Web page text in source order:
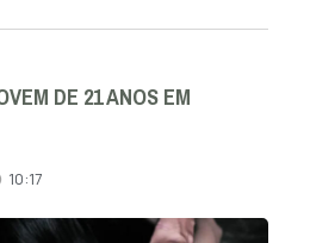
DE 21 ANOS EM
10:17